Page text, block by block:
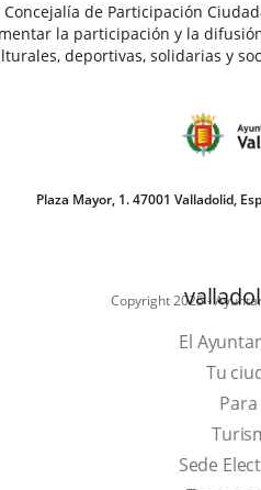
Concejalía de Participación
la participación y la
deportivas, solidarias y
Plaza Mayor, 1. 47001 Valladolid,
Copyright 2025 -
El
Tu
Sede